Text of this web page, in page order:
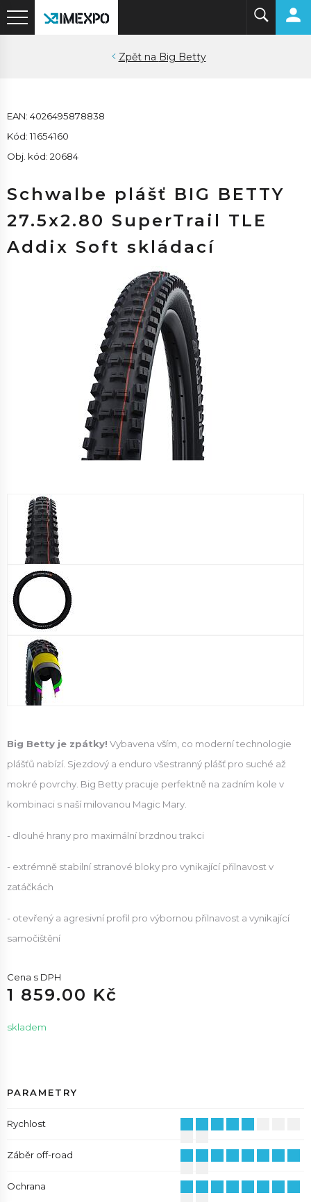
Big Betty
EAN: 4026495878838
Kód: 11654160
Obj. kód: 20684
Schwalbe plášť BIG BETTY
27.5x2.80 SuperTrail TLE
Addix Soft skládací
Big Betty je zpátky! Vybavena vším, co moderní technologie
plášťů nabízí. Sjezdový a enduro všestranný plášť pro suché až
mokré povrchy. Big Betty pracuje perfektně na zadním kole v
kombinaci s naší milovanou Magic Mary.
- dlouhé hrany pro maximální brzdnou trakci
- extrémně stabilní stranové bloky pro vynikající přilnavost v
zatáčkách
- otevřený a agresivní profil pro výbornou přilnavost a vynikající
samočištění
Cena s DPH
1 859.00 Kč
skladem
PARAMETRY
Rychlost
Záběr off-road
Ochrana